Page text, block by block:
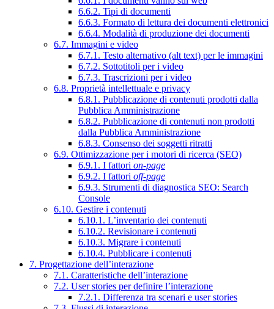
6.6.2. Tipi di documenti
6.6.3. Formato di lettura dei documenti elettronici
6.6.4. Modalità di produzione dei documenti
6.7. Immagini e video
6.7.1. Testo alternativo (alt text) per le immagini
6.7.2. Sottotitoli per i video
6.7.3. Trascrizioni per i video
6.8. Proprietà intellettuale e privacy
6.8.1. Pubblicazione di contenuti prodotti dalla
Pubblica Amministrazione
6.8.2. Pubblicazione di contenuti non prodotti
dalla Pubblica Amministrazione
6.8.3. Consenso dei soggetti ritratti
6.9. Ottimizzazione per i motori di ricerca (SEO)
6.9.1. I fattori on-page
6.9.2. I fattori off-page
6.9.3. Strumenti di diagnostica SEO: Search
Console
6.10. Gestire i contenuti
6.10.1. L’inventario dei contenuti
6.10.2. Revisionare i contenuti
6.10.3. Migrare i contenuti
6.10.4. Pubblicare i contenuti
7. Progettazione dell’interazione
7.1. Caratteristiche dell’interazione
7.2. User stories per definire l’interazione
7.2.1. Differenza tra scenari e user stories